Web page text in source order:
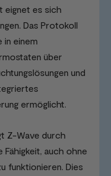
eignet es sich
Das Protokoll
einem
über
und
ermöglicht.
Z-Wave durch
auch ohne
funktionieren. Dies